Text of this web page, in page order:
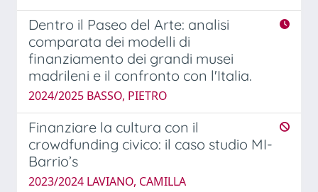
Dentro il Paseo del Arte: analisi
comparata dei modelli di
finanziamento dei grandi musei
madrileni e il confronto con l'Italia.
2024/2025 BASSO, PIETRO
Finanziare la cultura con il
crowdfunding civico: il caso studio MI-
Barrio’s
2023/2024 LAVIANO, CAMILLA